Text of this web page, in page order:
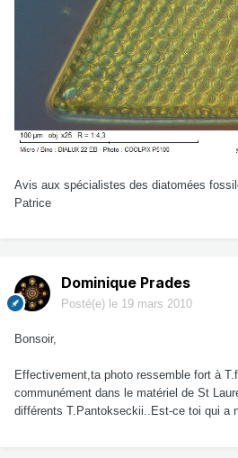
Avis aux spécialistes des diatomées
Patrice
Dominique Prades
Posté(e) le 19 mars 2010
Bonsoir,
Effectivement,ta photo ressemble fort à
communément dans le matériel de St
différents T.Pantokseckii..Est-ce toi qui a